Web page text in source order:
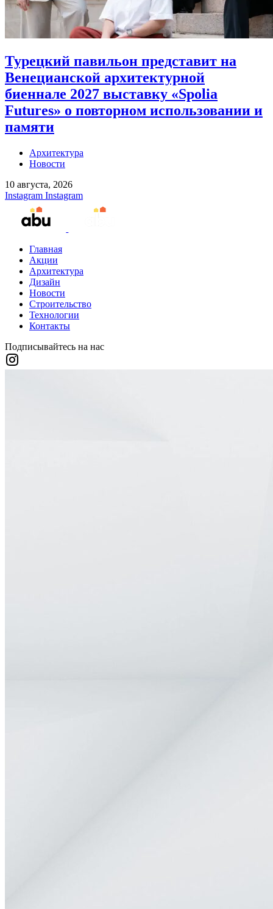
Турецкий павильон представит на
Венецианской архитектурной
биеннале 2027 выставку «Spolia
Futures» о повторном использовании и
памяти
Архитектура
Новости
10 августа, 2026
Instagram Instagram
Главная
Акции
Архитектура
Дизайн
Новости
Строительство
Технологии
Контакты
Подписывайтесь на нас